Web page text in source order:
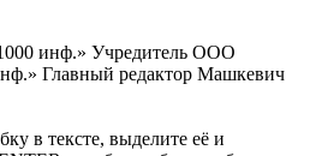
инф.» Учредитель ООО
Главный редактор Машкевич
в тексте, выделите её и